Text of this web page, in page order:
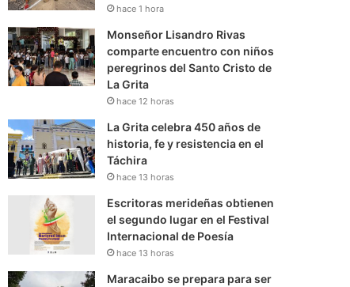
hace 1 hora
Monseñor Lisandro Rivas
comparte encuentro con niños
peregrinos del Santo Cristo de
La Grita
hace 12 horas
La Grita celebra 450 años de
historia, fe y resistencia en el
Táchira
hace 13 horas
Escritoras merideñas obtienen
el segundo lugar en el Festival
Internacional de Poesía
hace 13 horas
Maracaibo se prepara para ser